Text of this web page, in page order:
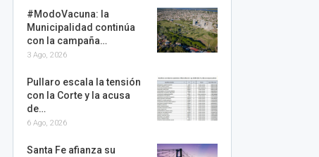
#ModoVacuna: la
Municipalidad continúa
con la campaña…
3 Ago, 2026
Pullaro escala la tensión
con la Corte y la acusa
de…
6 Ago, 2026
Santa Fe afianza su